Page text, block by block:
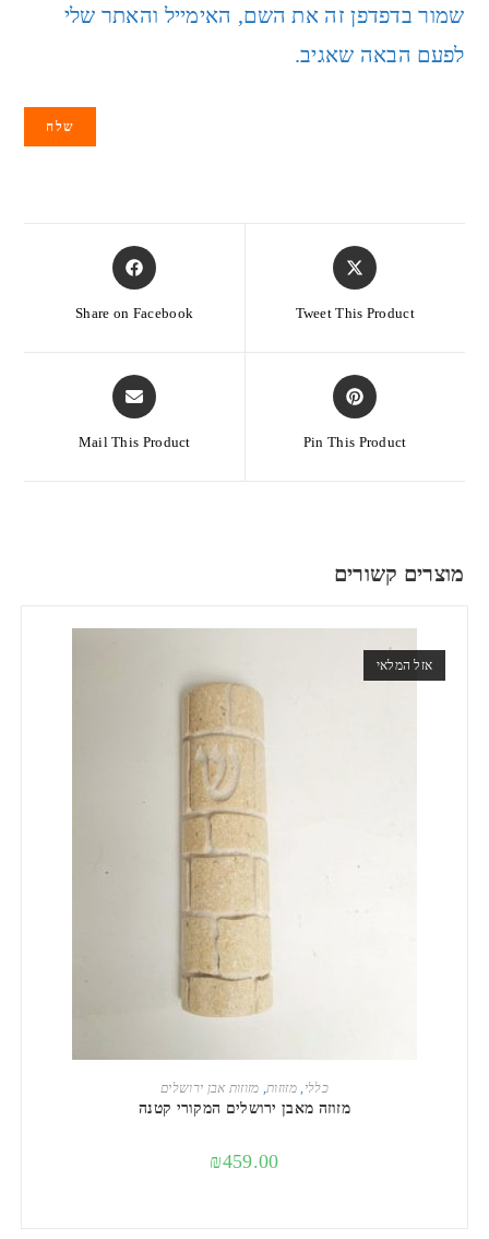
שמור בדפדפן זה את השם, האימייל והאתר שלי
לפעם הבאה שאגיב.
Tweet This Product
Share on Facebook
Pin This Product
Mail This Product
מוצרים קשורים
אזל המלאי
מידע נוסף כללי, מזוזות, מזוזות אבן ירושלים
מזוזה מאבן ירושלים המקורי קטנה
₪459.00